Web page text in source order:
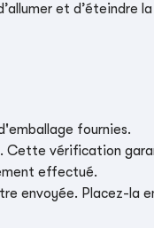
et d’éteindre
fournies.
Cette vérification
effectué.
envoyée. Placez-la